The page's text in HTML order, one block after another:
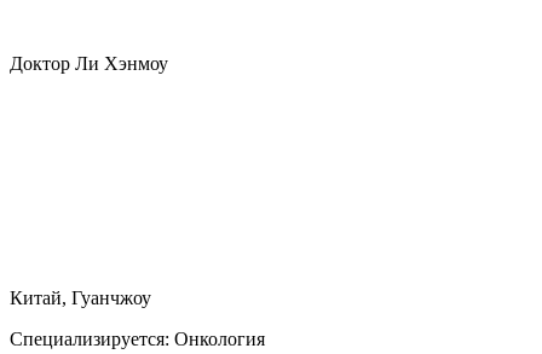
Доктор Ли Хэнмоу
Китай, Гуанчжоу
Специализируется: Онкология